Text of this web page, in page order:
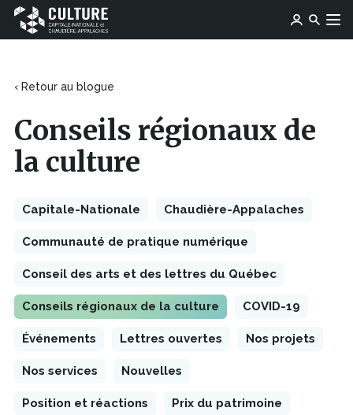
Aller au contenu
Culture
Capitale-
Chaudière-
fenêtre
‹ Retour au blogue
Conseils régionaux de
la culture
Capitale-Nationale Chaudière-Appalaches
Communauté de pratique numérique
Conseil des arts et des lettres du Québec
Conseils régionaux de la culture COVID-19
Événements Lettres ouvertes Nos projets
Nos services Nouvelles
Position et réactions Prix du patrimoine